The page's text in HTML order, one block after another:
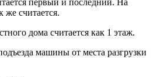
первый и последний. На
же считается.
дома считается как 1 этаж.
машины от места разгрузки